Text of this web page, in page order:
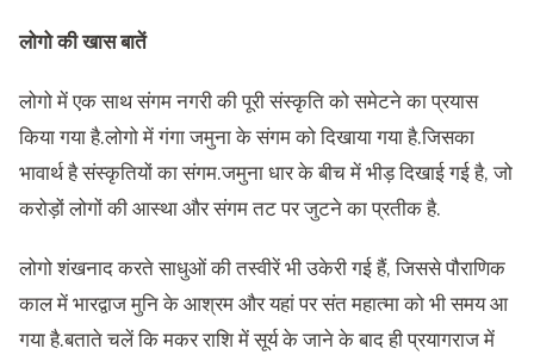
लोगो की खास बातें
लोगो में एक साथ संगम नगरी की पूरी संस्कृति को समेटने का प्रयास
किया गया है.लोगो में गंगा जमुना के संगम को दिखाया गया है.जिसका
भावार्थ है संस्कृतियों का संगम.जमुना धार के बीच में भीड़ दिखाई गई है, जो
करोड़ों लोगों की आस्था और संगम तट पर जुटने का प्रतीक है.
लोगो शंखनाद करते साधुओं की तस्वीरें भी उकेरी गई हैं, जिससे पौराणिक
काल में भारद्वाज मुनि के आश्रम और यहां पर संत महात्मा को भी समय आ
गया है.बताते चलें कि मकर राशि में सूर्य के जाने के बाद ही प्रयागराज में